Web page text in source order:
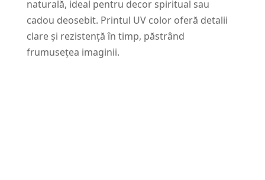
naturală, ideal pentru decor spiritual sau
cadou deosebit. Printul UV color oferă detalii
clare și rezistență în timp, păstrând
frumusețea imaginii.